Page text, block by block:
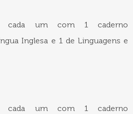
cada um com 1 caderno
Inglesa e 1 de Linguagens e
cada um com 1 caderno